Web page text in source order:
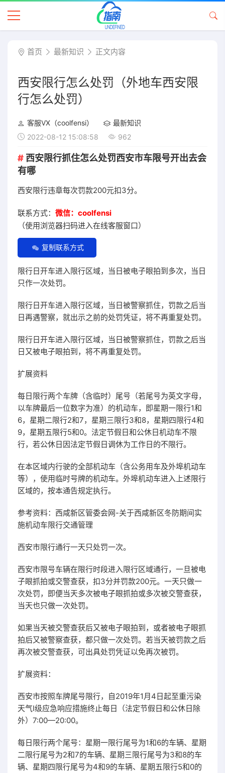
首页 最新知识 正文内容
西安限行怎么处罚（外地车西安限
行怎么处罚）
客服VX（coolfensi）
最新知识
2022-08-12 15:08:58
962
西安限行抓住怎么处罚西安市车限号开出去会
有哪
西安限行违章每次罚款200元扣3分。
联系方式： 微信：coolfensi
（使用浏览器扫码进入在线客服窗口）
复制联系方式
限行日开车进入限行区域，当日被电子眼拍到多次，当日
只作一次处罚。
限行日开车进入限行区域，当日被警察抓住，罚款之后当
日再遇警察，就出示之前的处罚凭证，将不再重复处罚。
限行日开车进入限行区域，当日被警察抓住，罚款之后当
日又被电子眼拍到，将不再重复处罚。
扩展资料
每日限行两个车牌（含临时）尾号（若尾号为英文字母，
以车牌最后一位数字为准）的机动车，即星期一限行1和
6，星期二限行2和7，星期三限行3和8，星期四限行4和
9，星期五限行5和0。法定节假日和公休日机动车不限
行，若公休日因法定节假日调休为工作日的不限行。
在本区域内行驶的全部机动车（含公务用车及外埠机动车
等），使用临时号牌的机动车。外埠机动车进入上述限行
区域的，按本通告规定执行。
参考资料：西咸新区管委会网-关于西咸新区冬防期间实
施机动车限行交通管理
西安市限行通行一天只处罚一次。
西安市限号车辆在限行时段进入限行区域通行，一旦被电
子眼抓拍或交警查获，扣3分并罚款200元。一天只做一
次处罚，即便当天多次被电子眼抓拍或多次被交警查获，
当天也只做一次处罚。
如果当天被交警查获后又被电子眼拍到，或者被电子眼抓
拍后又被警察查获，都只做一次处罚。若当天被罚款之后
再次被交警查获，可出具处罚凭证以免再次被罚。
扩展资料：
西安市按照车牌尾号限行，自2019年1月4日起至重污染
天气I级应急响应措施终止每日（法定节假日和公休日除
外）7:00—20:00。
每日限行两个尾号：星期一限行尾号为1和6的车辆、星期
二限行尾号为2和7的车辆、星期三限行尾号为3和8的车
辆、星期四限行尾号为4和9的车辆、星期五限行5和0的